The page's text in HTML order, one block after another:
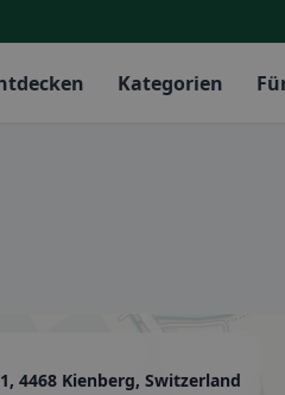
Kategorien
4468 Kienberg, Switzerland